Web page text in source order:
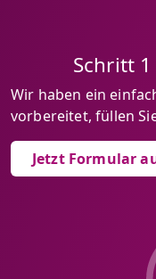
Schritt
Wir haben ein
vorbereitet, füllen
Jetzt Formular